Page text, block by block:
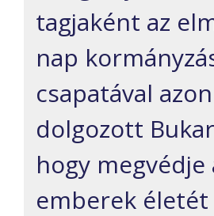
tagjaként az
nap
csapatával azon
dolgozott
hogy megvédje
emberek életét